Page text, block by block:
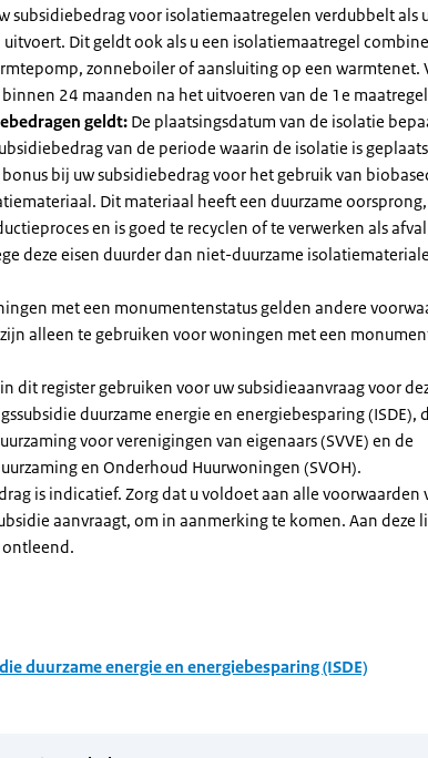
subsidiebedrag voor isolatiemaatregelen verdubbelt als
Dit geldt ook als u een isolatiemaatregel
zonneboiler of aansluiting op een warmtenet.
24 maanden na het uitvoeren van de 1e
geldt: De plaatsingsdatum van de isolatie
van de periode waarin de isolatie is
bonus bij uw subsidiebedrag voor het gebruik van
Dit materiaal heeft een duurzame oorsprong,
en is goed te recyclen of te verwerken als
deze eisen duurder dan niet-duurzame
met een monumentenstatus gelden andere
alleen te gebruiken voor woningen met een
dit register gebruiken voor uw subsidieaanvraag voor
duurzame energie en energiebesparing (ISDE),
voor verenigingen van eigenaars (SVVE) en de
en Onderhoud Huurwoningen (SVOH).
is indicatief. Zorg dat u voldoet aan alle voorwaarden
aanvraagt, om in aanmerking te komen. Aan deze
duurzame energie en energiebesparing (ISDE)